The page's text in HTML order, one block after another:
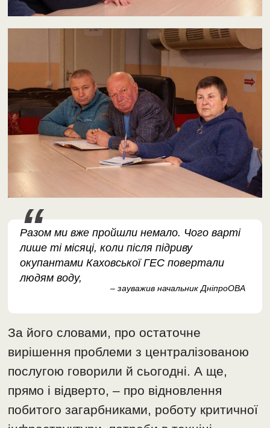
Разом ми вже пройшли немало. Чого варті
лише ті місяці, коли після підриву
окупантами Каховської ГЕС повертали
людям воду,
– зауважив начальник ДніпроОВА
За його словами, про остаточне
вирішення проблеми з централізованою
послугою говорили й сьогодні. А ще,
прямо і відверто, – про відновлення
побитого загарбниками, роботу критичної